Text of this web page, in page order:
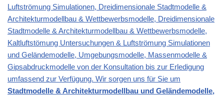
Luftströmung Simulationen, Dreidimensionale Stadtmodelle &
Architekturmodellbau & Wettbewerbsmodelle, Dreidimensionale
Stadtmodelle & Architekturmodellbau & Wettbewerbsmodelle,
Kaltluftstömung Untersuchungen & Luftströmung Simulationen
und Geländemodelle, Umgebungsmodelle, Massenmodelle &
Gipsabdruckmodelle von der Konsultation bis zur Erledigung
umfassend zur Verfügung. Wir sorgen uns für Sie um
Stadtmodelle & Architekturmodellbau und Geländemodelle,